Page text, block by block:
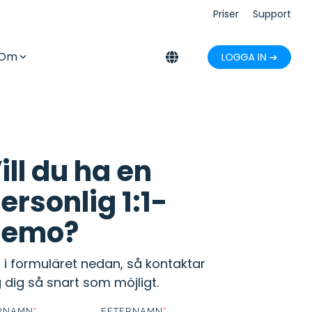
Priser Support
som uppfyller lagkraven.
du ha en
1:1-
i formuläret nedan, så kontaktar
dig så snart som möjligt.